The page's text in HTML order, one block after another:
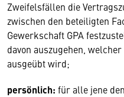
Zweifelsfällen die
zwischen den beteiligten
Gewerkschaft GPA
davon auszugehen,
ausgeübt wird;
persönlich: für alle jene